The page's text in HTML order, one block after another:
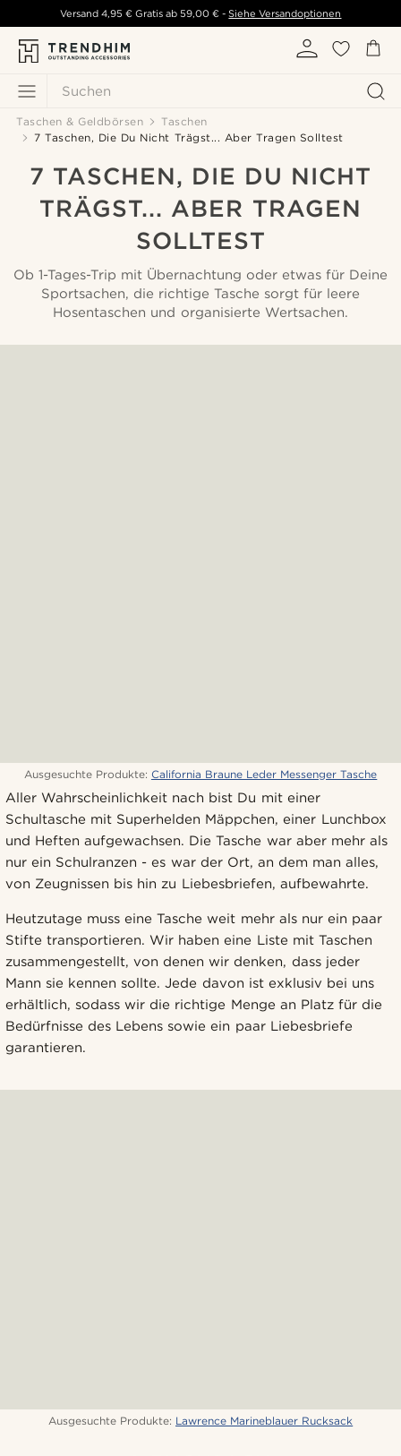
Suchen
Versand 4,95 € Gratis ab59,00 € - Siehe Versandoptionen
Taschen & Geldbörsen
Taschen
7 Taschen, Die Du Nicht Trägst... Aber Tragen Solltest
7 TASCHEN, DIE DU NICHT
TRÄGST... ABER TRAGEN
SOLLTEST
Ob 1-Tages-Trip mit Übernachtung oder etwas für Deine
Sportsachen, die richtige Tasche sorgt für leere
Hosentaschen und organisierte Wertsachen.
Ausgesuchte Produkte: California Braune Leder Messenger Tasche
Aller Wahrscheinlichkeit nach bist Du mit einer
Schultasche mit Superhelden Mäppchen, einer Lunchbox
und Heften aufgewachsen. Die Tasche war aber mehr als
nur ein Schulranzen - es war der Ort, an dem man alles,
von Zeugnissen bis hin zu Liebesbriefen, aufbewahrte.
Heutzutage muss eine Tasche weit mehr als nur ein paar
Stifte transportieren. Wir haben eine Liste mit Taschen
zusammengestellt, von denen wir denken, dass jeder
Mann sie kennen sollte. Jede davon ist exklusiv bei uns
erhältlich, sodass wir die richtige Menge an Platz für die
Bedürfnisse des Lebens sowie ein paar Liebesbriefe
garantieren.
Ausgesuchte Produkte: Lawrence Marineblauer Rucksack